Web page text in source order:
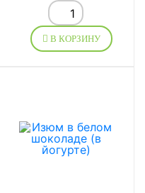
В КОРЗИНУ